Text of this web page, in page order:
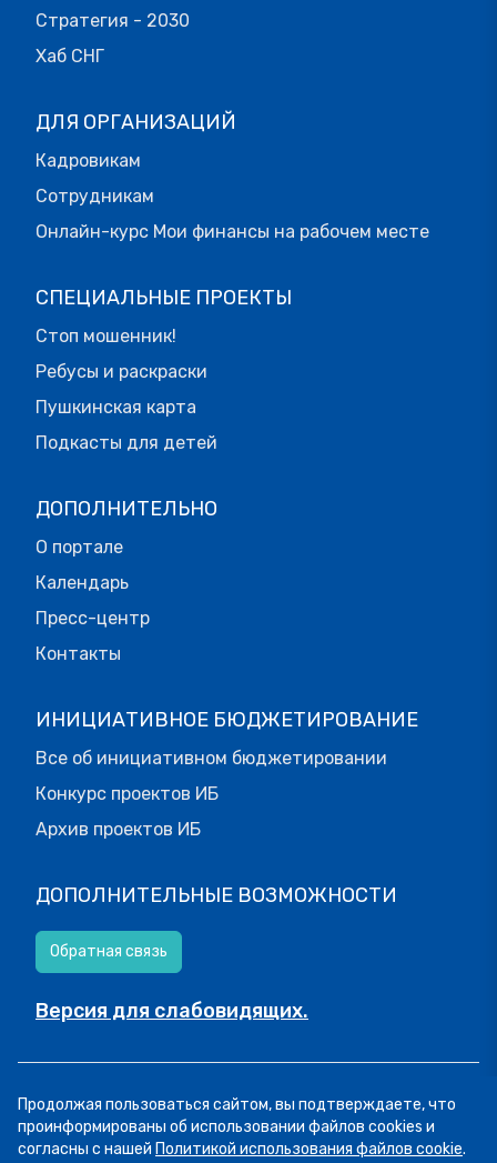
Стратегия - 2030
Хаб СНГ
ДЛЯ ОРГАНИЗАЦИЙ
Кадровикам
Сотрудникам
Онлайн-курс Мои финансы на рабочем месте
СПЕЦИАЛЬНЫЕ ПРОЕКТЫ
Стоп мошенник!
Ребусы и раскраски
Пушкинская карта
Подкасты для детей
ДОПОЛНИТЕЛЬНО
О портале
Календарь
Пресс-центр
Контакты
ИНИЦИАТИВНОЕ БЮДЖЕТИРОВАНИЕ
Все об инициативном бюджетировании
Конкурс проектов ИБ
Архив проектов ИБ
ДОПОЛНИТЕЛЬНЫЕ ВОЗМОЖНОСТИ
Обратная связь
Версия для слабовидящих.
Все права защищены.Пользовательское соглашение
Продолжая пользоваться сайтом, вы подтверждаете, что
проинформированы об использовании файлов cookies и
согласны с нашей Политикой использования файлов cookie.